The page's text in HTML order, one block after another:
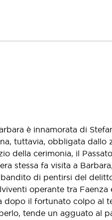
è innamorata di
tuttavia, obbligata dallo
della cerimonia, il
stessa fa visita a
di pentirsi del
operante tra Faenza
dopo il fortunato colpo al
tende un agguato al